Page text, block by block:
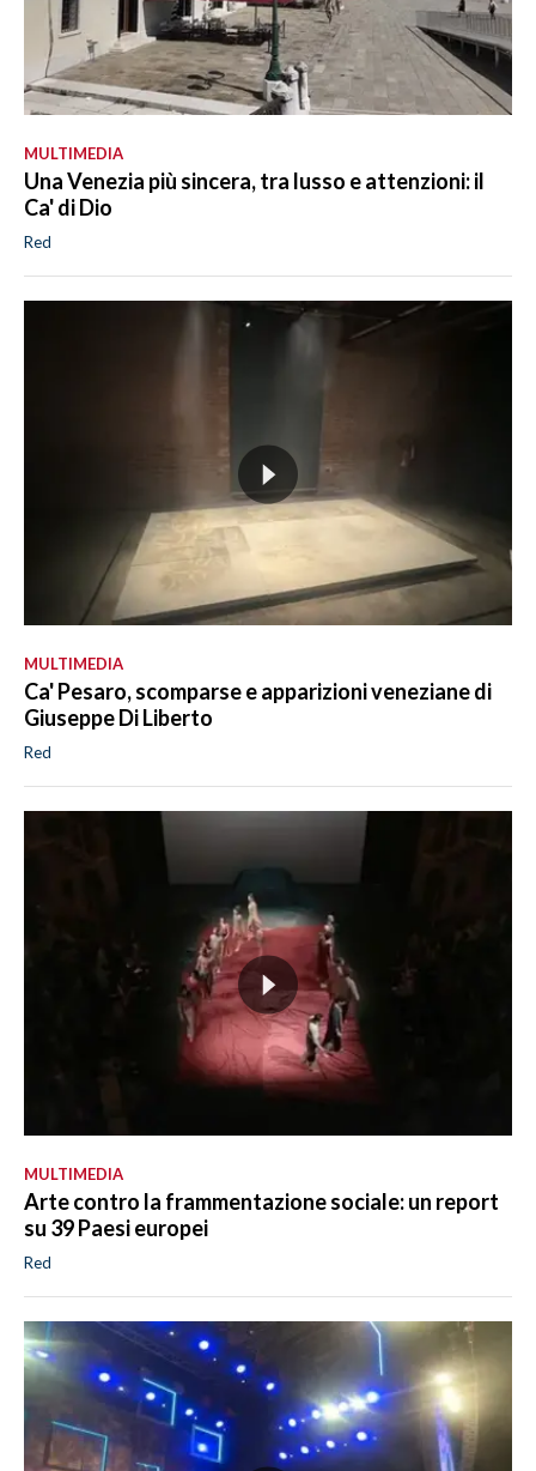
MULTIMEDIA
Una Venezia più sincera, tra lusso e attenzioni: il
Ca' di Dio
Red
MULTIMEDIA
Ca' Pesaro, scomparse e apparizioni veneziane di
Giuseppe Di Liberto
Red
MULTIMEDIA
Arte contro la frammentazione sociale: un report
su 39 Paesi europei
Red